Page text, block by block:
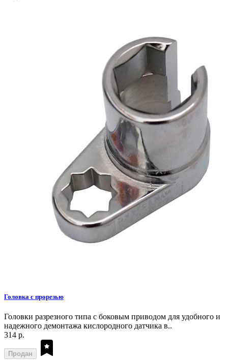
Головка с прорезью
Головки разрезного типа с боковым приводом для удобного и
надежного демонтажа кислородного датчика в..
314 р.
Продан